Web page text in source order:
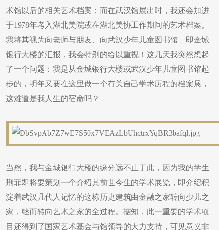
术馆以后的相关艺术档案；而在武汉馆展出时，我还会加进
于1978年考入湖北美院或在湖北美协工作期间的艺术档案。
我将其视为向老师与朋友、向武汉少年儿童图书馆，即金城
银行大楼的汇报，我会特别的给以重视！这几天我突然想起
了一个问题：我是从金城银行大楼或武汉少年儿童图书馆起
步的，明年又要在这里做一个有关自己学术历程的档案展，
这难道是我人生的宿命吗？
当然，我与金城银行大楼的缘分远不止于此，因为我的学生
荆菲即将要策划一个介绍其前世今生的学术展览，即介绍积
淀着武汉几代人记忆的这栋历史建筑由金融之家转向少儿之
家，继而转向艺术之家的全过程。据知，此一重要的学术项
目还得到了国家艺术基金与馆领导的大力支持，可见意义非